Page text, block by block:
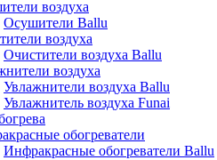
воздуха
Осушители Ballu
воздуха
Очистители воздуха Ballu
воздуха
Увлажнители воздуха Ballu
Увлажнитель воздуха Funai
обогреватели
Инфракрасные обогреватели Ballu